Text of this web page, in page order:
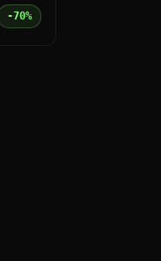
-70%